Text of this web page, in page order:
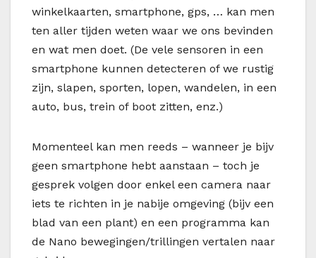
winkelkaarten, smartphone, gps, … kan men
ten aller tijden weten waar we ons bevinden
en wat men doet. (De vele sensoren in een
smartphone kunnen detecteren of we rustig
zijn, slapen, sporten, lopen, wandelen, in een
auto, bus, trein of boot zitten, enz.)
Momenteel kan men reeds – wanneer je bijv
geen smartphone hebt aanstaan – toch je
gesprek volgen door enkel een camera naar
iets te richten in je nabije omgeving (bijv een
blad van een plant) en een programma kan
de Nano bewegingen/trillingen vertalen naar